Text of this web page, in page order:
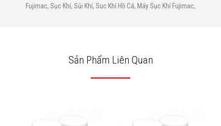
Fujimac, Sục Khí, Sủi Khí, Suc Khí Hồ Cá, Máy Sục Khí Fujimac,
Sản Phẩm Liên Quan